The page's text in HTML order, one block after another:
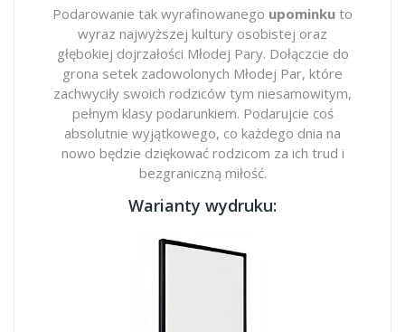
Podarowanie tak wyrafinowanego upominku to
wyraz najwyższej kultury osobistej oraz
głębokiej dojrzałości Młodej Pary. Dołączcie do
grona setek zadowolonych Młodej Par, które
zachwyciły swoich rodziców tym niesamowitym,
pełnym klasy podarunkiem. Podarujcie coś
absolutnie wyjątkowego, co każdego dnia na
nowo będzie dziękować rodzicom za ich trud i
bezgraniczną miłość.
Warianty wydruku: